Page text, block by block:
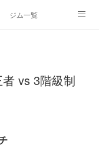
ジム一覧
者 vs 3階級制